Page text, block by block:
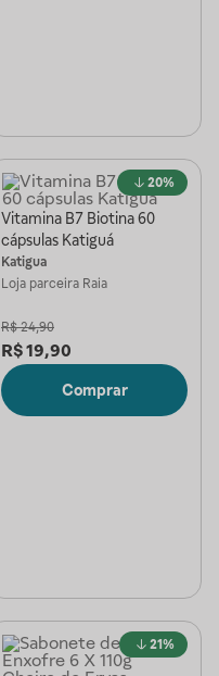
20%
Vitamina B7 Biotina 60
cápsulas Katiguá
Katigua
Loja parceira Raia
R$ 24,90
R$19,90
Comprar
21%